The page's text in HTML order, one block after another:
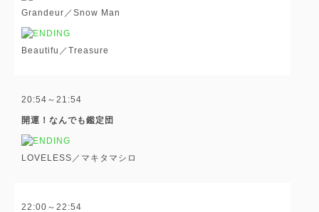
Grandeur／Snow Man
Beautifu／Treasure
20:54～21:54
開運！なんでも鑑定団
LOVELESS／マキタマシロ
22:00～22:54